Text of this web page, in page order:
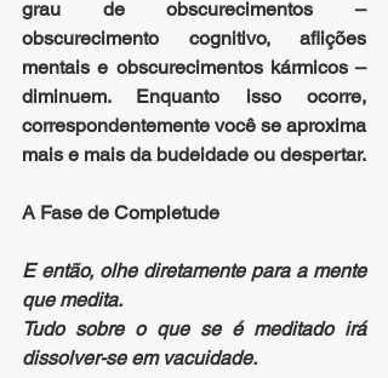
grau de obscurecimentos ­–
obscurecimento cognitivo, aflições
mentais e obscurecimentos kármicos –
diminuem. Enquanto isso ocorre,
correspondentemente você se aproxima
mais e mais da budeidade ou despertar.
A Fase de Completude
E então, olhe diretamente para a mente
que medita.
Tudo sobre o que se é meditado irá
dissolver-se em vacuidade.